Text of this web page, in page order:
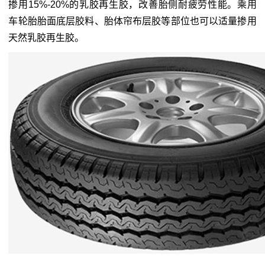
掺用15%-20%的乳胶再生胶，改善胎侧耐疲劳性能。乘用
车轮胎胎面底层胶料、胎体帘布层胶等部位也可以适量掺用
天然乳胶再生胶。